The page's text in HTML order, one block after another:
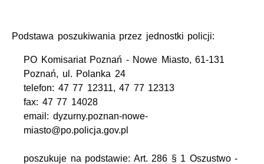
Podstawa poszukiwania przez jednostki policji:
PO Komisariat Poznań - Nowe Miasto, 61-131
Poznań, ul. Polanka 24
telefon: 47 77 12311, 47 77 12313
fax: 47 77 14028
email: dyzurny.poznan-nowe-
miasto@po.policja.gov.pl
poszukuje na podstawie: Art. 286 § 1 Oszustwo -